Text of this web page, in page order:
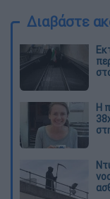
Διαβάστε
Η